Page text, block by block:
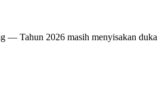
Tahun 2026 masih menyisakan duka